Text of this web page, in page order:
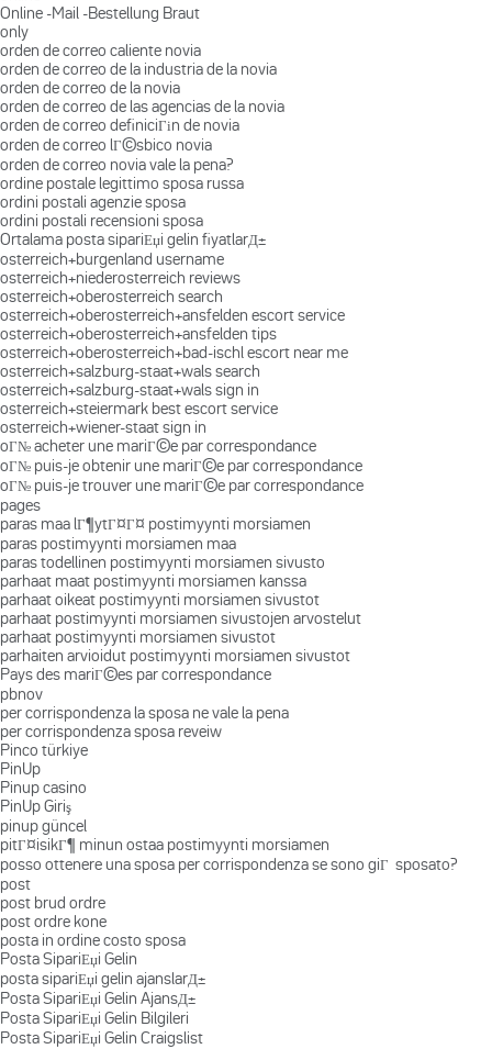
Online -Mail -Bestellung Braut
only
orden de correo caliente novia
orden de correo de la industria de la novia
orden de correo de la novia
orden de correo de las agencias de la novia
orden de correo definiciГіn de novia
orden de correo lГ©sbico novia
orden de correo novia vale la pena?
ordine postale legittimo sposa russa
ordini postali agenzie sposa
ordini postali recensioni sposa
Ortalama posta sipariЕџi gelin fiyatlarД±
osterreich+burgenland username
osterreich+niederosterreich reviews
osterreich+oberosterreich search
osterreich+oberosterreich+ansfelden escort service
osterreich+oberosterreich+ansfelden tips
osterreich+oberosterreich+bad-ischl escort near me
osterreich+salzburg-staat+wals search
osterreich+salzburg-staat+wals sign in
osterreich+steiermark best escort service
osterreich+wiener-staat sign in
oГ№ acheter une mariГ©e par correspondance
oГ№ puis-je obtenir une mariГ©e par correspondance
oГ№ puis-je trouver une mariГ©e par correspondance
pages
paras maa lГ¶ytГ¤Г¤ postimyynti morsiamen
paras postimyynti morsiamen maa
paras todellinen postimyynti morsiamen sivusto
parhaat maat postimyynti morsiamen kanssa
parhaat oikeat postimyynti morsiamen sivustot
parhaat postimyynti morsiamen sivustojen arvostelut
parhaat postimyynti morsiamen sivustot
parhaiten arvioidut postimyynti morsiamen sivustot
Pays des mariГ©es par correspondance
pbnov
per corrispondenza la sposa ne vale la pena
per corrispondenza sposa reveiw
Pinco türkiye
PinUp
Pinup casino
PinUp Giriş
pinup güncel
pitГ¤isikГ¶ minun ostaa postimyynti morsiamen
posso ottenere una sposa per corrispondenza se sono giГ sposato?
post
post brud ordre
post ordre kone
posta in ordine costo sposa
Posta SipariЕџi Gelin
posta sipariЕџi gelin ajanslarД±
Posta SipariЕџi Gelin AjansД±
Posta SipariЕџi Gelin Bilgileri
Posta SipariЕџi Gelin Craigslist